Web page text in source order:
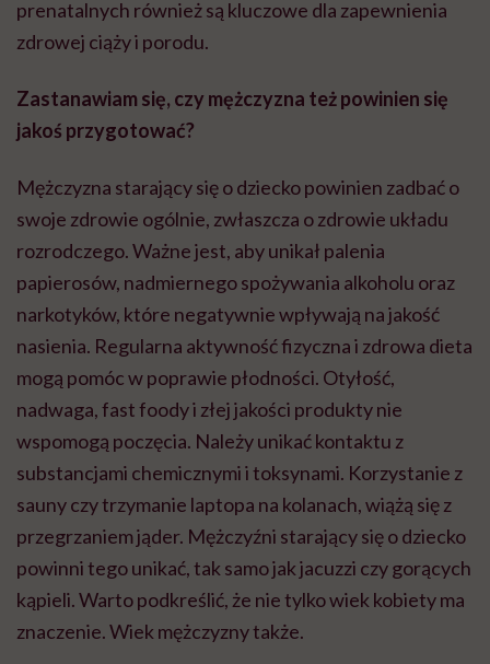
prenatalnych również są kluczowe dla zapewnienia
zdrowej ciąży i porodu.
Zastanawiam się, czy mężczyzna też powinien się
jakoś przygotować?
Mężczyzna starający się o dziecko powinien zadbać o
swoje zdrowie ogólnie, zwłaszcza o zdrowie układu
rozrodczego. Ważne jest, aby unikał palenia
papierosów, nadmiernego spożywania alkoholu oraz
narkotyków, które negatywnie wpływają na jakość
nasienia. Regularna aktywność fizyczna i zdrowa dieta
mogą pomóc w poprawie płodności. Otyłość,
nadwaga, fast foody i złej jakości produkty nie
wspomogą poczęcia. Należy unikać kontaktu z
substancjami chemicznymi i toksynami. Korzystanie z
sauny czy trzymanie laptopa na kolanach, wiążą się z
przegrzaniem jąder. Mężczyźni starający się o dziecko
powinni tego unikać, tak samo jak jacuzzi czy gorących
kąpieli. Warto podkreślić, że nie tylko wiek kobiety ma
znaczenie. Wiek mężczyzny także.